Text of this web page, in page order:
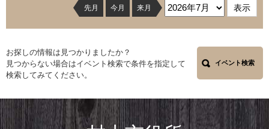
先月 今月 来月
お探しの情報は見つかりましたか？
見つからない場合はイベント検索で条件を指定して
検索してみてください。
イベント検索